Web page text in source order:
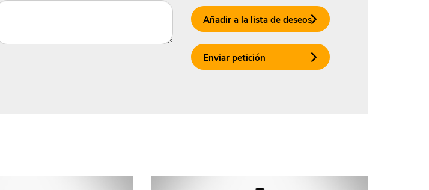
Añadir a la lista de deseos
Enviar petición